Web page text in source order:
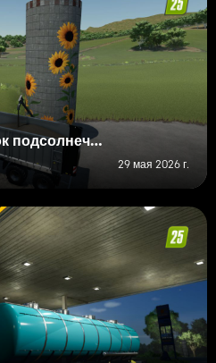
Пакет «Ферма и рынок подсолнечника»
29 мая 2026 г.